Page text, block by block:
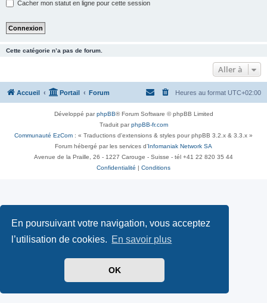
En poursuivant votre navigation, vous acceptez
l’utilisation de cookies. En savoir plus
OK
Cacher mon statut en ligne pour cette session
Cette catégorie n’a pas de forum.
Aller à
Accueil Portail Forum Heures au format UTC+02:00
Développé parphpBB® Forum Software © phpBB Limited
Traduit parphpBB-fr.com
Communauté EzCom : « Traductions d'extensions & styles pour phpBB 3.2.x & 3.3.x »
Forum hébergé par les services d’ Infomaniak Network SA
Avenue de la Praille, 26 - 1227 Carouge - Suisse - tél +41 22 820 35 44
Confidentialité
Conditions